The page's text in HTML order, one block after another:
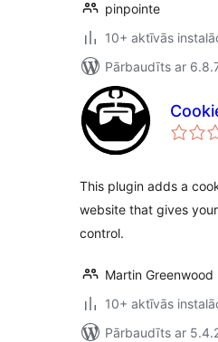
pinpointe
10+ aktīvās
Pārbaudīts ar
This plugin adds a
website that gives
control.
Martin Greenwood
10+ aktīvās
Pārbaudīts ar